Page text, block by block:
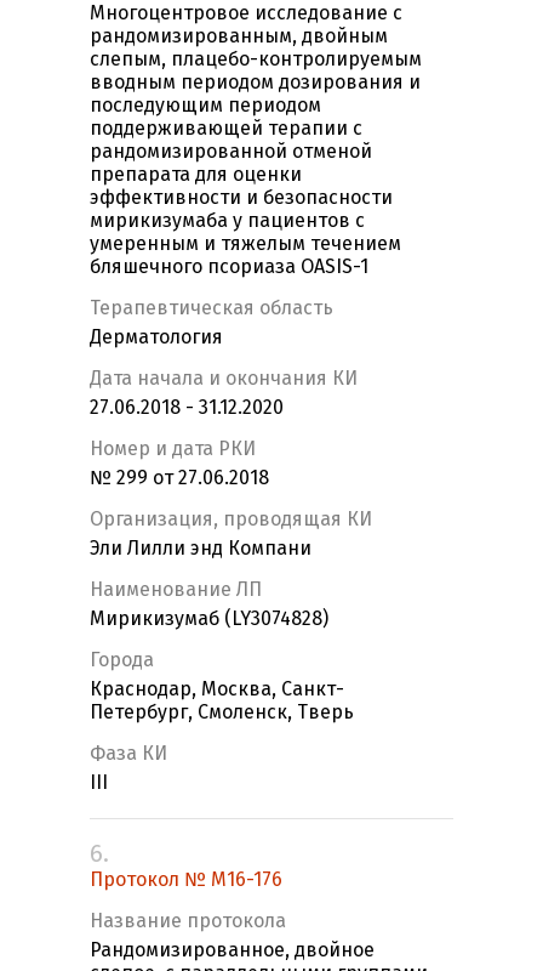
Многоцентровое исследование с
рандомизированным, двойным
слепым, плацебо-контролируемым
вводным периодом дозирования и
последующим периодом
поддерживающей терапии с
рандомизированной отменой
препарата для оценки
эффективности и безопасности
мирикизумаба у пациентов с
умеренным и тяжелым течением
бляшечного псориаза OASIS-1
Терапевтическая область
Дерматология
Дата начала и окончания КИ
27.06.2018 - 31.12.2020
Номер и дата РКИ
№ 299 от 27.06.2018
Организация, проводящая КИ
Эли Лилли энд Компани
Наименование ЛП
Мирикизумаб (LY3074828)
Города
Краснодар, Москва, Санкт-
Петербург, Смоленск, Тверь
Фаза КИ
6.
Протокол № M16-176
Название протокола
Рандомизированное, двойное